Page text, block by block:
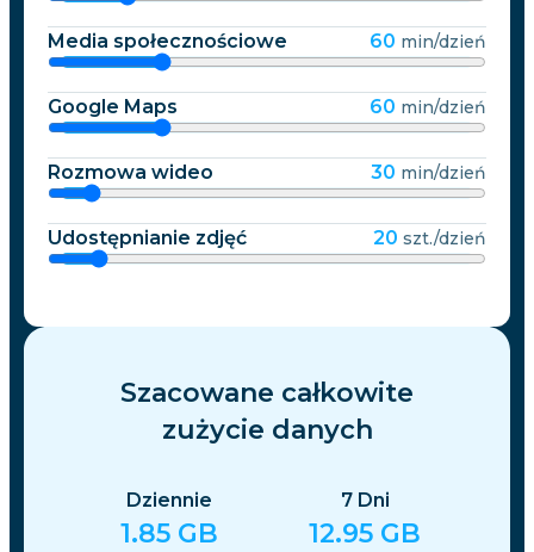
Media społecznościowe 60 min/dzień
Google Maps 60 min/dzień
Rozmowa wideo 30 min/dzień
Udostępnianie zdjęć 20 szt./dzień
Szacowane całkowite
zużycie danych
Dziennie
1.85 GB
7 Dni
12.95 GB